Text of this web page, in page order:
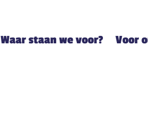
Waar staan we voor? Voor